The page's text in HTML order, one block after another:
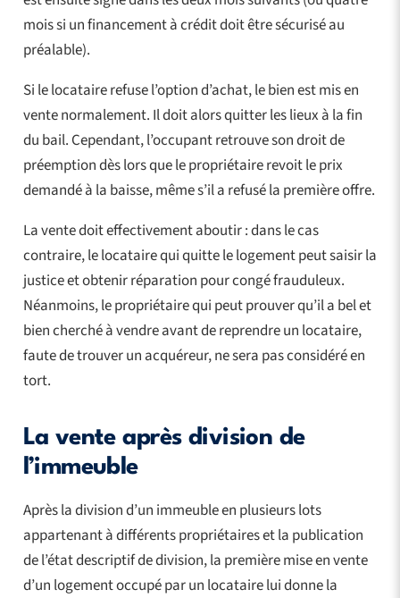
mois si un financement à crédit doit être sécurisé au
préalable).
Si le locataire refuse l’option d’achat, le bien est mis en
vente normalement. Il doit alors quitter les lieux à la fin
du bail. Cependant, l’occupant retrouve son droit de
préemption dès lors que le propriétaire revoit le prix
demandé à la baisse, même s’il a refusé la première offre.
La vente doit effectivement aboutir : dans le cas
contraire, le locataire qui quitte le logement peut saisir la
justice et obtenir réparation pour congé frauduleux.
Néanmoins, le propriétaire qui peut prouver qu’il a bel et
bien cherché à vendre avant de reprendre un locataire,
faute de trouver un acquéreur, ne sera pas considéré en
tort.
La vente après division de
l’immeuble
Après la division d’un immeuble en plusieurs lots
appartenant à différents propriétaires et la publication
de l’état descriptif de division, la première mise en vente
d’un logement occupé par un locataire lui donne la